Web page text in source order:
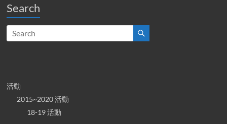
Search
活動
2015~2020 活動
18-19 活動